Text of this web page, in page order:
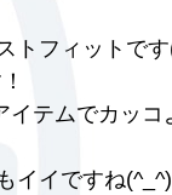
トフィットで
イテムでカッコ
イイですね(^_^)